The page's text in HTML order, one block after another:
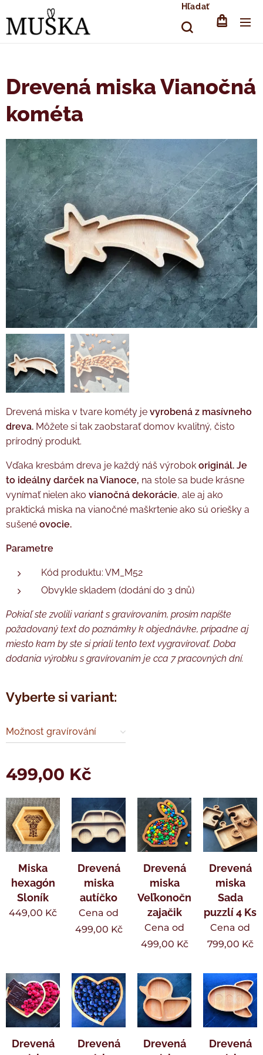
Hľadať
Drevená miska Vianočná
kométa
Drevená miska v tvare kométy je vyrobená z masívneho
dreva. Môžete si tak zaobstarať domov kvalitný, čisto
prírodný produkt.
Vďaka kresbám dreva je každý náš výrobok originál. Je
to ideálny darček na Vianoce, na stole sa bude krásne
vynímať nielen ako vianočná dekorácie, ale aj ako
praktická miska na vianočné maškrtenie ako sú oriešky a
sušené ovocie.
Parametre
Kód produktu: VM_M52
Obvykle skladem (dodání do 3 dnů)
Pokiaľ ste zvolili variant s gravírovaním, prosím napíšte
požadovaný text do poznámky k objednávke, prípadne aj
miesto kam by ste si priali tento text vygravírovať. Doba
dodania výrobku s gravírovaním je cca 7 pracovných dní.
Vyberte si variant:
Možnost gravírování
499,00 Kč
Miska
hexagón
Sloník
449,00 Kč
Drevená
miska
autíčko
Cena od
499,00 Kč
Drevená
miska
Veľkonočný
zajačik
Cena od
499,00 Kč
Drevená
miska
Sada
puzzlí 4 Ks
Cena od
799,00 Kč
Drevená
Drevená
Drevená
Drevená